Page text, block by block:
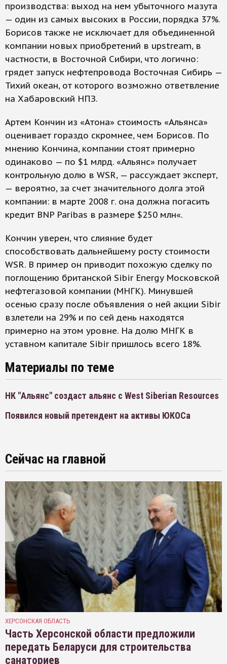
производства: выход на нем убыточного мазута
— один из самых высоких в России, порядка 37%.
Борисов также не исключает для объединенной
компании новых приобретений в upstream, в
частности, в Восточной Сибири, что логично:
грядет запуск нефтепровода Восточная Сибирь —
Тихий океан, от которого возможно ответвление
на Хабаровский НПЗ.
Артем Кончин из «Атона» стоимость «Альянса»
оценивает гораздо скромнее, чем Борисов. По
мнению Кончина, компании стоят примерно
одинаково — по $1 млрд. «Альянс» получает
контрольную долю в WSR, — рассуждает эксперт,
— вероятно, за счет значительного долга этой
компании: в марте 2008 г. она должна погасить
кредит BNP Paribas в размере $250 млн«.
Кончин уверен, что слияние будет
способствовать дальнейшему росту стоимости
WSR. В пример он приводит похожую сделку по
поглощению британской Sibir Energy Московской
нефтегазовой компании (МНГК). Минувшей
осенью сразу после объявления о ней акции Sibir
взлетели на 29% и по сей день находятся
примерно на этом уровне. На долю МНГК в
уставном капитале Sibir пришлось всего 18%.
Материалы по теме
НК "Альянс" создаст альянс с West Siberian Resources
Появился новый претендент на активы ЮКОСа
Сейчас на главной
ХЕРСОНСКАЯ ОБЛАСТЬ
Часть Херсонской области предложили
передать Беларуси для строительства
санаториев